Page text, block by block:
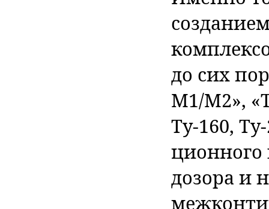
до сих
М1/М2»,
Ту-160,
ционного
дозора и